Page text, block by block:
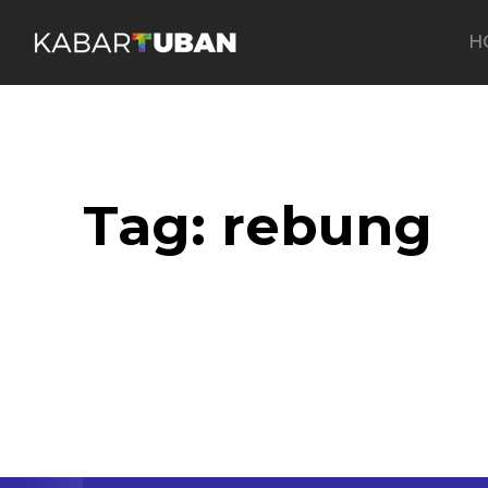
Tag: rebung